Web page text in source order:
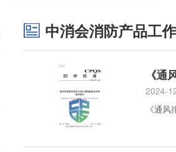
中消会消防产品工
2024-
《通